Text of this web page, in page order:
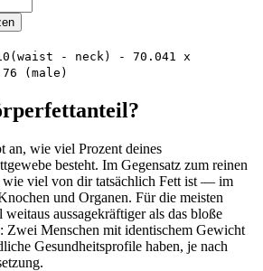
- neck) - 70.041 x
(male)
an, wie viel Prozent deines
besteht. Im Gegensatz zum reinen
wie viel von dir tatsächlich Fett ist — im
und Organen. Für die meisten
aussagekräftiger als das bloße
Zwei Menschen mit identischem Gewicht
Gesundheitsprofile haben, je nach